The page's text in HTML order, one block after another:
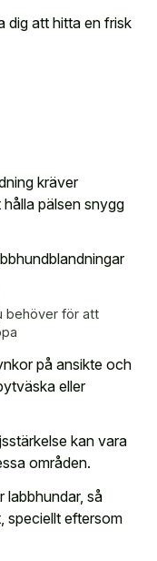
dig att hitta en frisk
kräver
pälsen snygg
behöver för att
på ansikte och
eller
kan vara
områden.
labbhundar, så
speciellt eftersom